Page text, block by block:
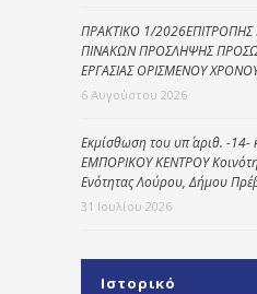
ΠΡΑΚΤΙΚΟ 1/2026ΕΠΙΤΡΟΠΗΣ
ΠΙΝΑΚΩΝ ΠΡΟΣΛΗΨΗΣ
ΕΡΓΑΣΙΑΣ ΟΡΙΣΜΕΝΟΥ
6 Αυγούστου 2026
Εκμίσθωση του υπ΄ αριθ. -14-
ΕΜΠΟΡΙΚΟΥ ΚΕΝΤΡΟΥ
Ενότητας Λούρου, Δήμου
31 Ιουλίου 2026
Ιστορικό